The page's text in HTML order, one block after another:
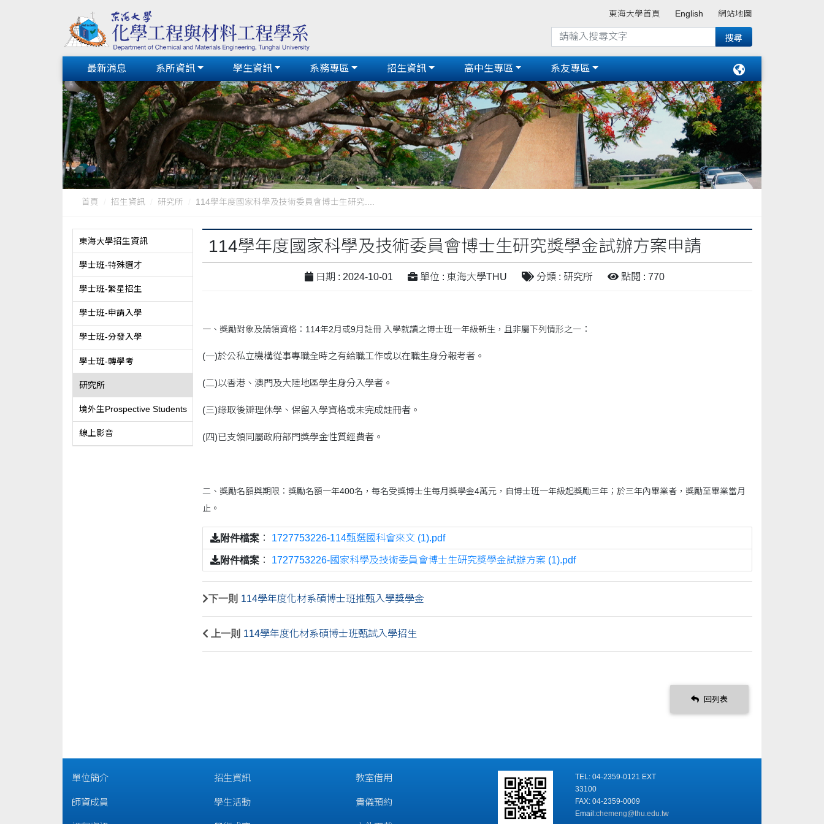
東海大學首頁 English 網站地圖
最新消息 系所資訊 學生資訊 系務專區 招生資訊 高中生專區 系友專區
首頁 招生資訊 研究所 114學年度國家科學及技術委員會博士生研究....
東海大學招生資訊
學士班-特殊選才
學士班-繁星招生
學士班-申請入學
學士班-分發入學
學士班-轉學考
研究所
境外生Prospective Students
線上影音
114學年度國家科學及技術委員會博士生研究獎學金試辦方案申請
日期 : 2024-10-01 單位 : 東海大學THU 分類 : 研究所 點閱 : 770
一、獎勵對象及請領資格：114年2月或9月註冊 入學就讀之博士班一年級新生，且非屬下列情形之一 ：
(一)於公私立機構從事專職全時之有給職工作或以在職生身分報考者。
(二)以香港、澳門及大陸地區學生身分入學者。
(三)錄取後辧理休學、保留入學資格或未完成註冊者。
(四)已支領同屬政府部門獎學金性質經費者。
二、獎勵名額與期限：獎勵名額一年400名，每名受獎博士生每月獎學金4萬元，自博士班一年級起獎勵三年；於三年內畢業者，獎勵至畢業當月
止。
附件檔案 ： 1727753226-114甄選國科會來文 (1).pdf
附件檔案 ： 1727753226-國家科學及技術委員會博士生研究獎學金試辦方案 (1).pdf
下一則 114學年度化材系碩博士班推甄入學獎學金
上一則 114學年度化材系碩博士班甄試入學招生
回列表
單位簡介
師資成員
招生資訊
學生活動
教室借用
貴儀預約
TEL: 04-2359-0121 EXT
33100
FAX: 04-2359-0009
Email:chemeng@thu.edu.tw